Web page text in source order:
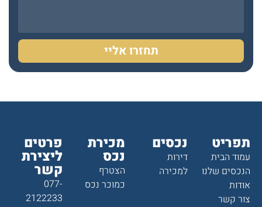
תחזרו אליי
תפריט
עמוד הבית
הנכסים שלנו
אודות
צור קשר
נכסים
דירות
למכירה
מכירת
נכס
הצטרף
כמוכר נכס
פרטים
ליצירת
קשר
077-
2122233